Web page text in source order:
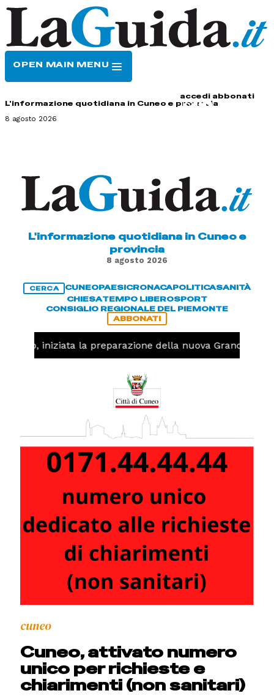
OPEN MAIN MENU
accedi abbonati
L'informazione quotidiana in Cuneo e provincia
8 agosto 2026
L'informazione quotidiana in Cuneo e
provincia
8 agosto 2026
CERCA CUNEOPAESICRONACAPOLITICASANITÀ
CHIESATEMPO LIBEROSPORT
CONSIGLIO REGIONALE DEL PIEMONTE
ABBONATI
iniziata la preparazione della nuova Granda Volley
cuneo
Cuneo, attivato numero
unico per richieste e
chiarimenti (non sanitari)